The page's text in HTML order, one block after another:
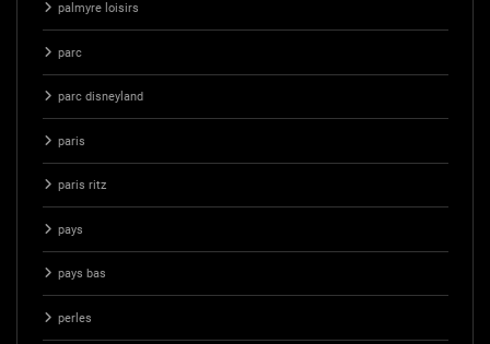
palmyre loisirs
parc
parc disneyland
paris
paris ritz
pays
pays bas
perles